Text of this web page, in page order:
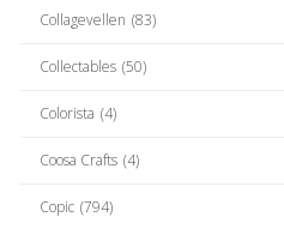
Collagevellen (83)
Collectables (50)
Colorista (4)
Coosa Crafts (4)
Copic (794)